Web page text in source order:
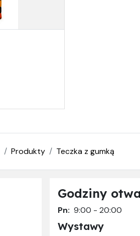
Produkty Teczka z gumką
Godziny
Pn: 9:00 - 20:00
Wystawy